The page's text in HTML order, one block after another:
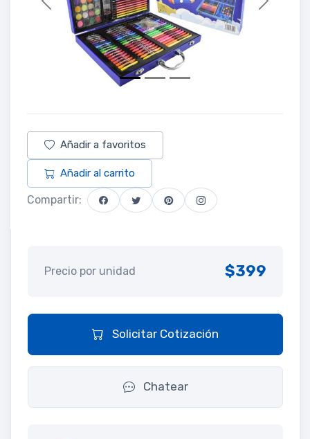
Previous Next
Añadir a favoritos
Añadir al carrito
Compartir:
Precio por unidad $399
Solicitar Cotización
Chatear